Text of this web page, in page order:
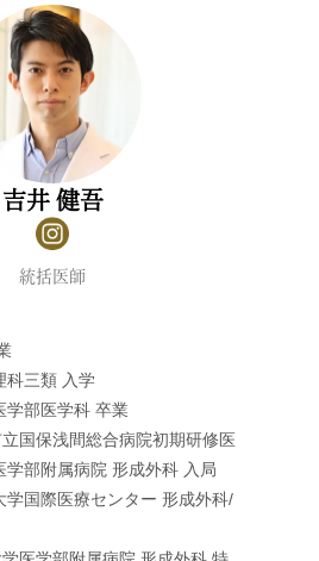
吉井 健吾
統括医師
科三類 入学
学部医学科 卒業
国保浅間総合病院初期研修医
学部附属病院 形成外科 入局
学国際医療センター 形成外科/